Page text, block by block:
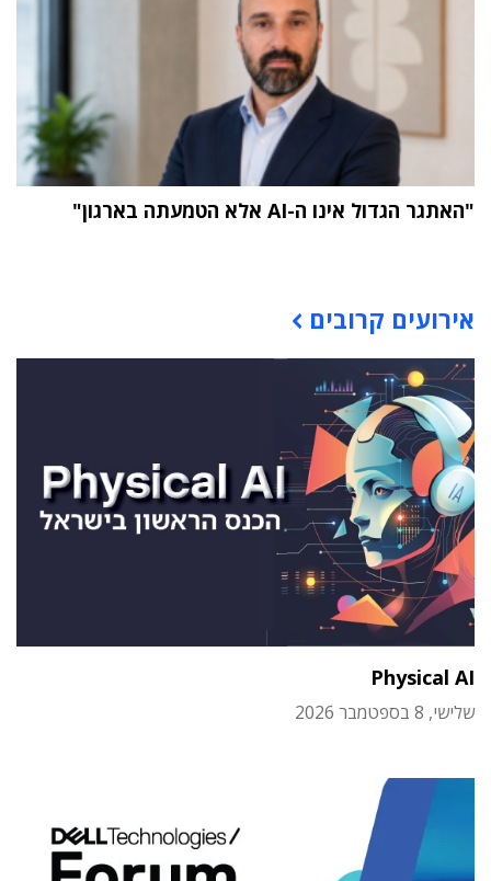
"האתגר הגדול אינו ה-AI אלא הטמעתה בארגון"
אירועים קרובים
Physical AI
שלישי, 8 בספטמבר 2026